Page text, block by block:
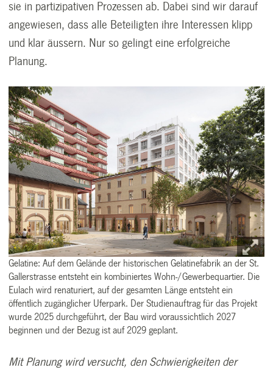
sie in partizipativen Prozessen ab. Dabei sind wir darauf
angewiesen, dass alle Beteiligten ihre Interessen klipp
und klar äussern. Nur so gelingt eine erfolgreiche
Planung.
Gelatine: Auf dem Gelände der historischen Gelatinefabrik an der St.
Gallerstrasse entsteht ein kombiniertes Wohn-/Gewerbequartier. Die
Eulach wird renaturiert, auf der gesamten Länge entsteht ein
öffentlich zugänglicher Uferpark. Der Studienauftrag für das Projekt
wurde 2025 durchgeführt, der Bau wird voraussichtlich 2027
beginnen und der Bezug ist auf 2029 geplant.
Mit Planung wird versucht, den Schwierigkeiten der